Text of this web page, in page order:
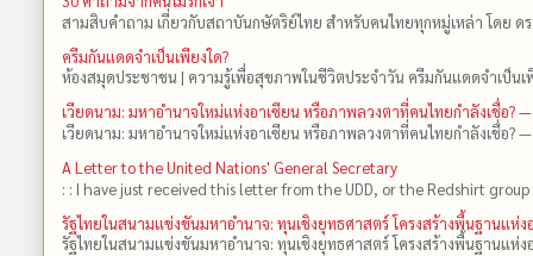
สามสิบคำถาม เกี่ยวกับสถาบันกษัตริย์ไทย สำหรับคนไทยทุกหมู่เหล่า โดย
ครีมกันแดดจำเป็นเพียงใด?
ห้องสมุดประชาชน | ความรู้เพื่อสุขภาพในชีวิตประจำวัน ครีมกันแดดจำเป็นเพี
เวียดนาม: มหาอำนาจใหม่แห่งอาเซียน หรือภาพลวงตาที่คนไทยกำลังเชื่อ?
เวียดนาม: มหาอำนาจใหม่แห่งอาเซียน หรือภาพลวงตาที่คนไทยกำลังเชื่อ?
A Letter to the United Nations' General Secretary
: : I have just received this letter from the UDD, or the Redshirt
รัฐไทยในสนามแข่งขันมหาอำนาจ: ทุนเชิงยุทธศาสตร์ โครงสร้างพื้นฐานแห่
รัฐไทยในสนามแข่งขันมหาอำนาจ: ทุนเชิงยุทธศาสตร์ โครงสร้างพื้นฐานแห่